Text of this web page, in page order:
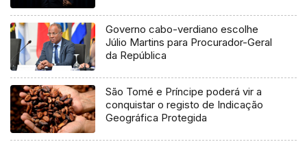
Governo cabo-verdiano escolhe
Júlio Martins para Procurador-Geral
da República
São Tomé e Príncipe poderá vir a
conquistar o registo de Indicação
Geográfica Protegida